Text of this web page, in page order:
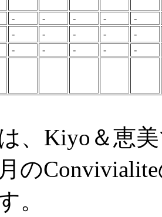
- - - -
-
- - - -
-
- - - - -
、Kiyo＆恵
の
。